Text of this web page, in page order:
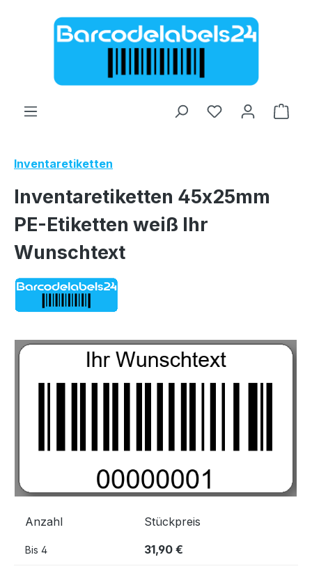
Zum Hauptinhalt springen
Inventaretiketten
Inventaretiketten 45x25mm
PE-Etiketten weiß Ihr
Wunschtext
Bildergalerie überspringen
Anzahl Stückpreis
Bis 4 31,90 €